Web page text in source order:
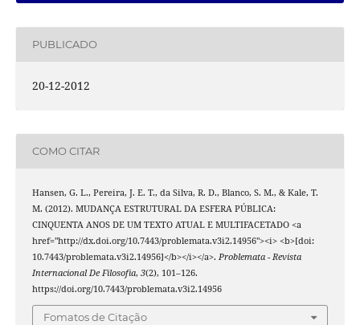
PUBLICADO
20-12-2012
COMO CITAR
Hansen, G. L., Pereira, J. E. T., da Silva, R. D., Blanco, S. M., & Kale, T.
M. (2012). MUDANÇA ESTRUTURAL DA ESFERA PÚBLICA:
CINQUENTA ANOS DE UM TEXTO ATUAL E MULTIFACETADO <a
href="http://dx.doi.org/10.7443/problemata.v3i2.14956"><i> <b>[doi:
10.7443/problemata.v3i2.14956]</b></i></a>. Problemata - Revista
Internacional De Filosofia, 3(2), 101–126.
https://doi.org/10.7443/problemata.v3i2.14956
Fomatos de Citação